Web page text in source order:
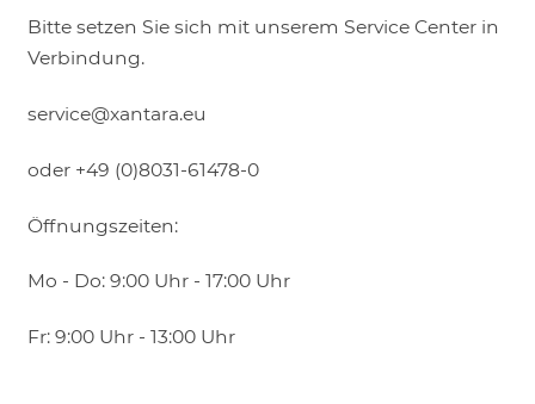
Bitte setzen Sie sich mit unserem Service Center in
Verbindung.
service@xantara.eu
oder +49 (0)8031-61478-0
Öffnungszeiten:
Mo - Do: 9:00 Uhr - 17:00 Uhr
Fr: 9:00 Uhr - 13:00 Uhr